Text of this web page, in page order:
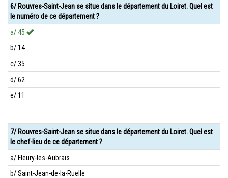
6/ Rouvres-Saint-Jean se situe dans le département du Loiret. Quel est
le numéro de ce département ?
a/ 45
b/ 14
c/ 35
d/ 62
e/ 11
7/ Rouvres-Saint-Jean se situe dans le département du Loiret. Quel est
le chef-lieu de ce département ?
a/ Fleury-les-Aubrais
b/ Saint-Jean-de-la-Ruelle